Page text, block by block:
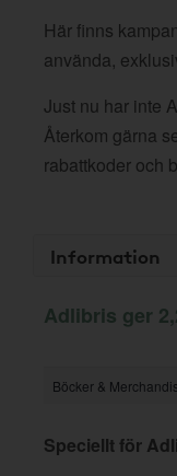
Här finns
använda,
Just nu har inte
Återkom gärna
rabattkoder och
Information
Adlibris ger
Böcker &
Speciellt för